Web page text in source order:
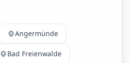
Angermünde
Bad Freienwalde